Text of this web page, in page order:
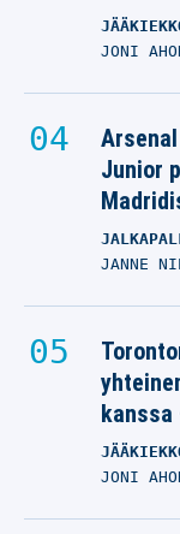
JONI
Junior
JANNE
kanssa
JONI